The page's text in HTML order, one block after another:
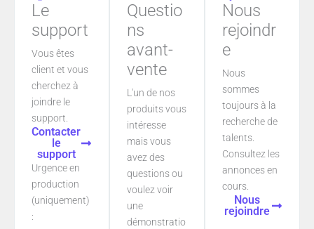
Le
support
Vous êtes
client et vous
cherchez à
joindre le
support.
Contacter
le
support
Urgence en
production
(uniquement)
:
Questio
ns
avant-
vente
L'un de nos
produits vous
intéresse
mais vous
avez des
questions ou
voulez voir
une
démonstratio
Nous
rejoindr
e
Nous
sommes
toujours à la
recherche de
talents.
Consultez les
annonces en
cours.
Nous
rejoindre